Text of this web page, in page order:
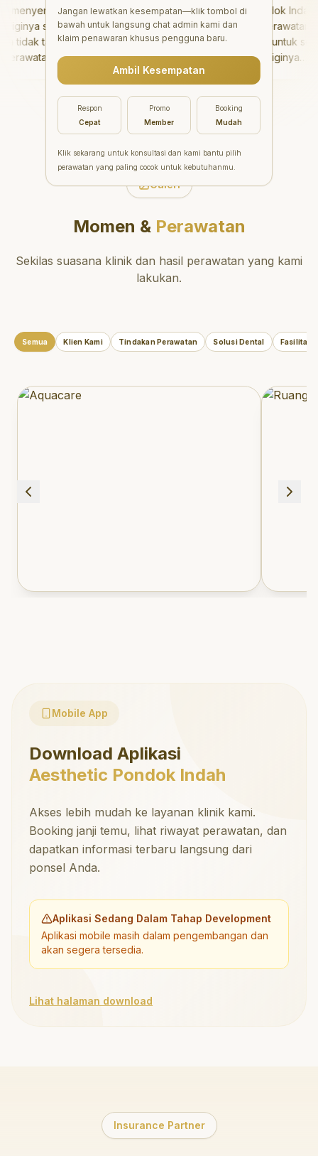
sangat baik
takut sama
tidak
setelahnya.
pergi ke dokter
"Aesthetic Pondok Indah
menawarkan perawatan gigi
yang luar biasa untuk semua
orang. Dokter giginya
profesional, ramah, dan
meluangkan waktu untuk
mengedukasi pasien tentang
kesehatan gigi dan mulut
yang baik. Klinik ini terletak
daerah yang strategis,
sehingga nyaman untuk
dikunjungi. Sangat
direkomendasikan untuk
dan berkualitas!
Galeri
Momen &Perawatan
Sekilas suasana klinik dan hasil perawatan yang kami
lakukan.
Semua Klien Kami Tindakan Perawatan Solusi Dental Fasilitas
Mobile App
Download Aplikasi
Aesthetic Pondok Indah
Akses lebih mudah ke layanan klinik kami.
Booking janji temu, lihat riwayat perawatan, dan
dapatkan informasi terbaru langsung dari
ponsel Anda.
Aplikasi Sedang Dalam Tahap Development
Aplikasi mobile masih dalam pengembangan dan
akan segera tersedia.
Lihat halaman download
Insurance Partner
Jangan lewatkan kesempatan—klik tombol di
bawah untuk langsung chat admin kami dan
klaim penawaran khusus pengguna baru.
Ambil Kesempatan
Respon
Cepat
Promo
Member
Booking
Mudah
Klik sekarang untuk konsultasi dan kami bantu pilih
perawatan yang paling cocok untuk kebutuhanmu.